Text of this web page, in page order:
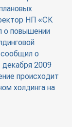
НП «СК
о повышении
о
декабря 2009
происходит
холдинга на